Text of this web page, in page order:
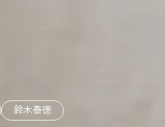
鈴木泰徳